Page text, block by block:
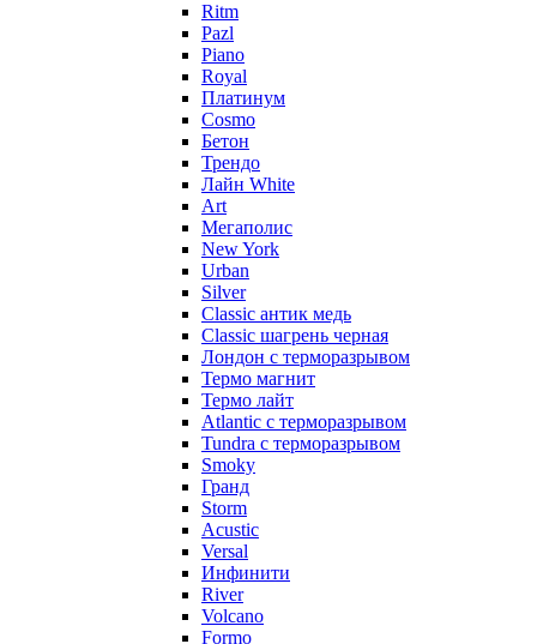
Ritm
Pazl
Piano
Royal
Платинум
Cosmo
Бетон
Трендо
Лайн White
Art
Мегаполис
New York
Urban
Silver
Classic антик медь
Classic шагрень черная
Лондон с терморазрывом
Термо магнит
Термо лайт
Atlantic с терморазрывом
Tundra с терморазрывом
Smoky
Гранд
Storm
Acustic
Versal
Инфинити
River
Volcano
Formo